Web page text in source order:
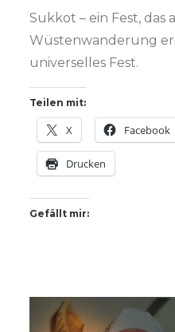
Sukkot – ein Fest, das
Wüstenwanderung
universelles Fest.
Teilen mit:
X Facebook
Drucken
Gefällt mir: